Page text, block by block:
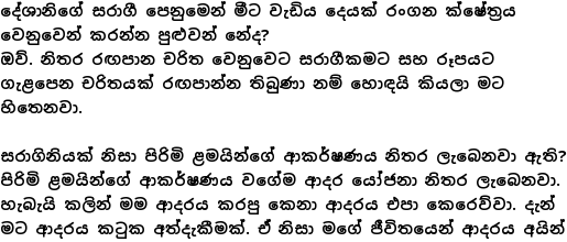
දේශානිගේ සරාගී පෙනුමෙන් මීට වැඩිය දෙයක් රංගන ක්ෂේත්‍රය
වෙනුවෙන් කරන්න පුළුවන් නේද?
ඔව්. නිතර රඟපාන චරිත වෙනුවෙට සරාගීකමට සහ රූපයට
ගැළපෙන චරිතයක් රඟපාන්න තිබුණා නම් හොඳයි කියලා මට
හිතෙනවා.
සරාගිනියක් නිසා පිරිමි ළමයින්ගේ ආකර්ෂණය නිතර ලැබෙනවා ඇති?
පිරිමි ළමයින්ගේ ආකර්ෂණය වගේම ආදර යෝජනා නිතර ලැබෙනවා.
හැබැයි කලින් මම ආදරය කරපු කෙනා ආදරය එපා කෙරෙව්වා. දැන්
මට ආදරය කටුක අත්දැකීමක්. ඒ නිසා මගේ ජීවිතයෙන් ආදරය අයින්